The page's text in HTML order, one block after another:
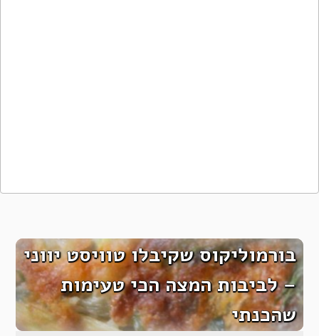
בורמוליקוס שקיבלו טוויסט יווני
– לביבות המצה הכי טעימות
שהכנתי